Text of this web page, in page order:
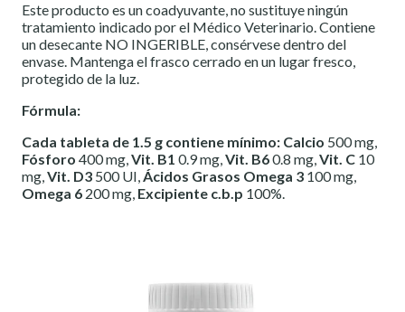
Este producto es un coadyuvante, no sustituye ningún
tratamiento indicado por el Médico Veterinario. Contiene
un desecante NO INGERIBLE, consérvese dentro del
envase. Mantenga el frasco cerrado en un lugar fresco,
protegido de la luz.
Fórmula:
Cada tableta de 1.5 g contiene mínimo: Calcio 500 mg,
Fósforo 400 mg,Vit. B1 0.9 mg,Vit. B60.8 mg,Vit. C 10
mg,Vit. D3 500 UI,Ácidos Grasos Omega 3 100 mg,
Omega 6 200 mg, Excipiente c.b.p 100%.